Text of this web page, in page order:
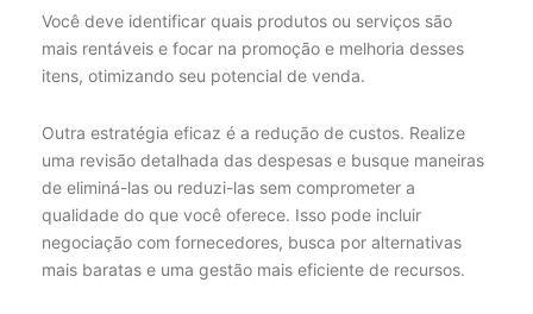
Você deve identificar quais produtos ou serviços são
mais rentáveis e focar na promoção e melhoria desses
itens, otimizando seu potencial de venda.
Outra estratégia eficaz é a redução de custos. Realize
uma revisão detalhada das despesas e busque maneiras
de eliminá-las ou reduzi-las sem comprometer a
qualidade do que você oferece. Isso pode incluir
negociação com fornecedores, busca por alternativas
mais baratas e uma gestão mais eficiente de recursos.